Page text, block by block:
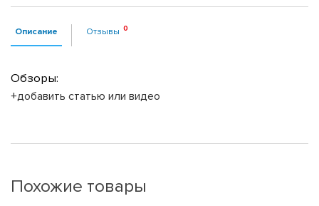
Описание Отзывы
Обзоры:
+добавить статью или видео
Похожие товары